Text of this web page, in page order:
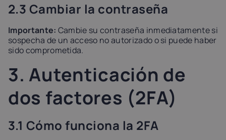
2.3 Cambiar la contraseña
Importante: Cambie su contraseña inmediatamente si
sospecha de un acceso no autorizado o si puede haber
sido comprometida.
3. Autenticación de
dos factores (2FA)
3.1 Cómo funciona la 2FA